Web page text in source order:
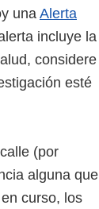
una Alerta
incluye la
considere
esté
(por
alguna que
curso, los